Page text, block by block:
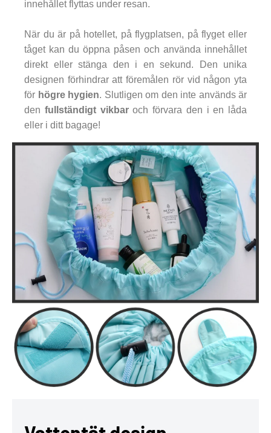
innehållet flyttas under resan.
När du är på hotellet, på flygplatsen, på flyget eller
tåget kan du öppna påsen och använda innehållet
direkt eller stänga den i en sekund. Den unika
designen förhindrar att föremålen rör vid någon yta
för högre hygien. Slutligen om den inte används är
den fullständigt vikbaroch förvara den i en låda
eller i ditt bagage!